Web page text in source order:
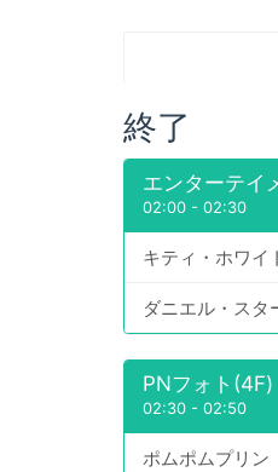
終了
エンターテイ
02:00 - 02:30
キティ・ホワイ
ダニエル・スタ
PNフォト(4F)
02:30 - 02:50
ポムポムプリン